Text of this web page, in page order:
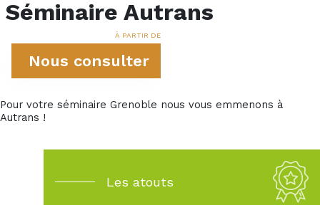
Séminaire Autrans
À PARTIR DE
Nous consulter
Pour votre séminaire Grenoble nous vous emmenons à
Autrans !
Les atouts